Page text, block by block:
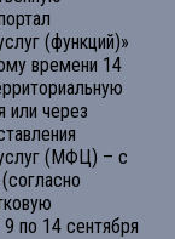
(функций)»
времени 14
или через
(МФЦ) – с
по 14 сентября